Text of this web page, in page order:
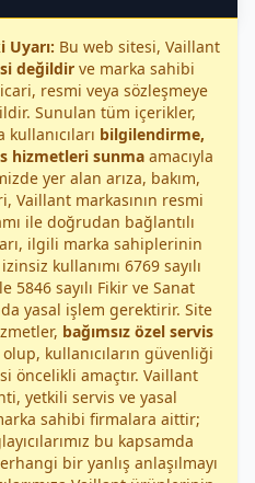
Bu web sitesi, Vaillant
değildirve marka sahibi
resmi veya sözleşmeye
Sunulan tüm içerikler,
bilgilendirme,
hizmetleri sunma amacıyla
yer alan arıza, bakım,
Vaillant markasının resmi
ile doğrudan bağlantılı
ilgili marka sahiplerinin
kullanımı 6769 sayılı
5846 sayılı Fikir ve Sanat
yasal işlem gerektirir. Site
bağımsız özel servis
kullanıcıların güvenliği
öncelikli amaçtır. Vaillant
yetkili servis ve yasal
sahibi firmalara aittir;
bu kapsamda
bir yanlış anlaşılmayı